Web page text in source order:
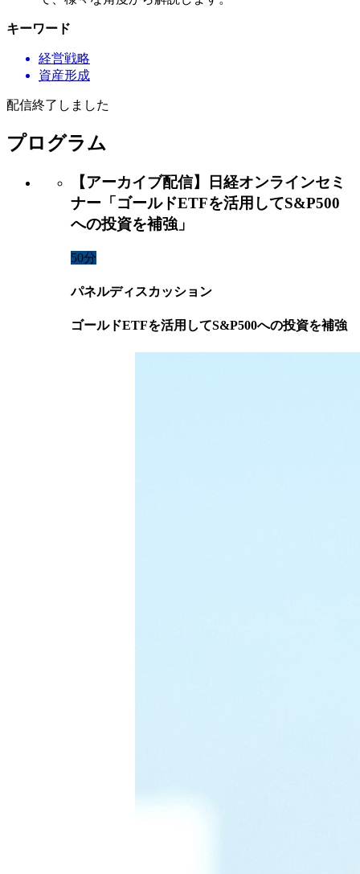
キーワード
経営戦略
資産形成
配信終了しました
プログラム
【アーカイブ配信】日経オンラインセミ
ナー「ゴールドETFを活用してS&P500
への投資を補強」
50分
パネルディスカッション
ゴールドETFを活用してS&P500への投資を補強